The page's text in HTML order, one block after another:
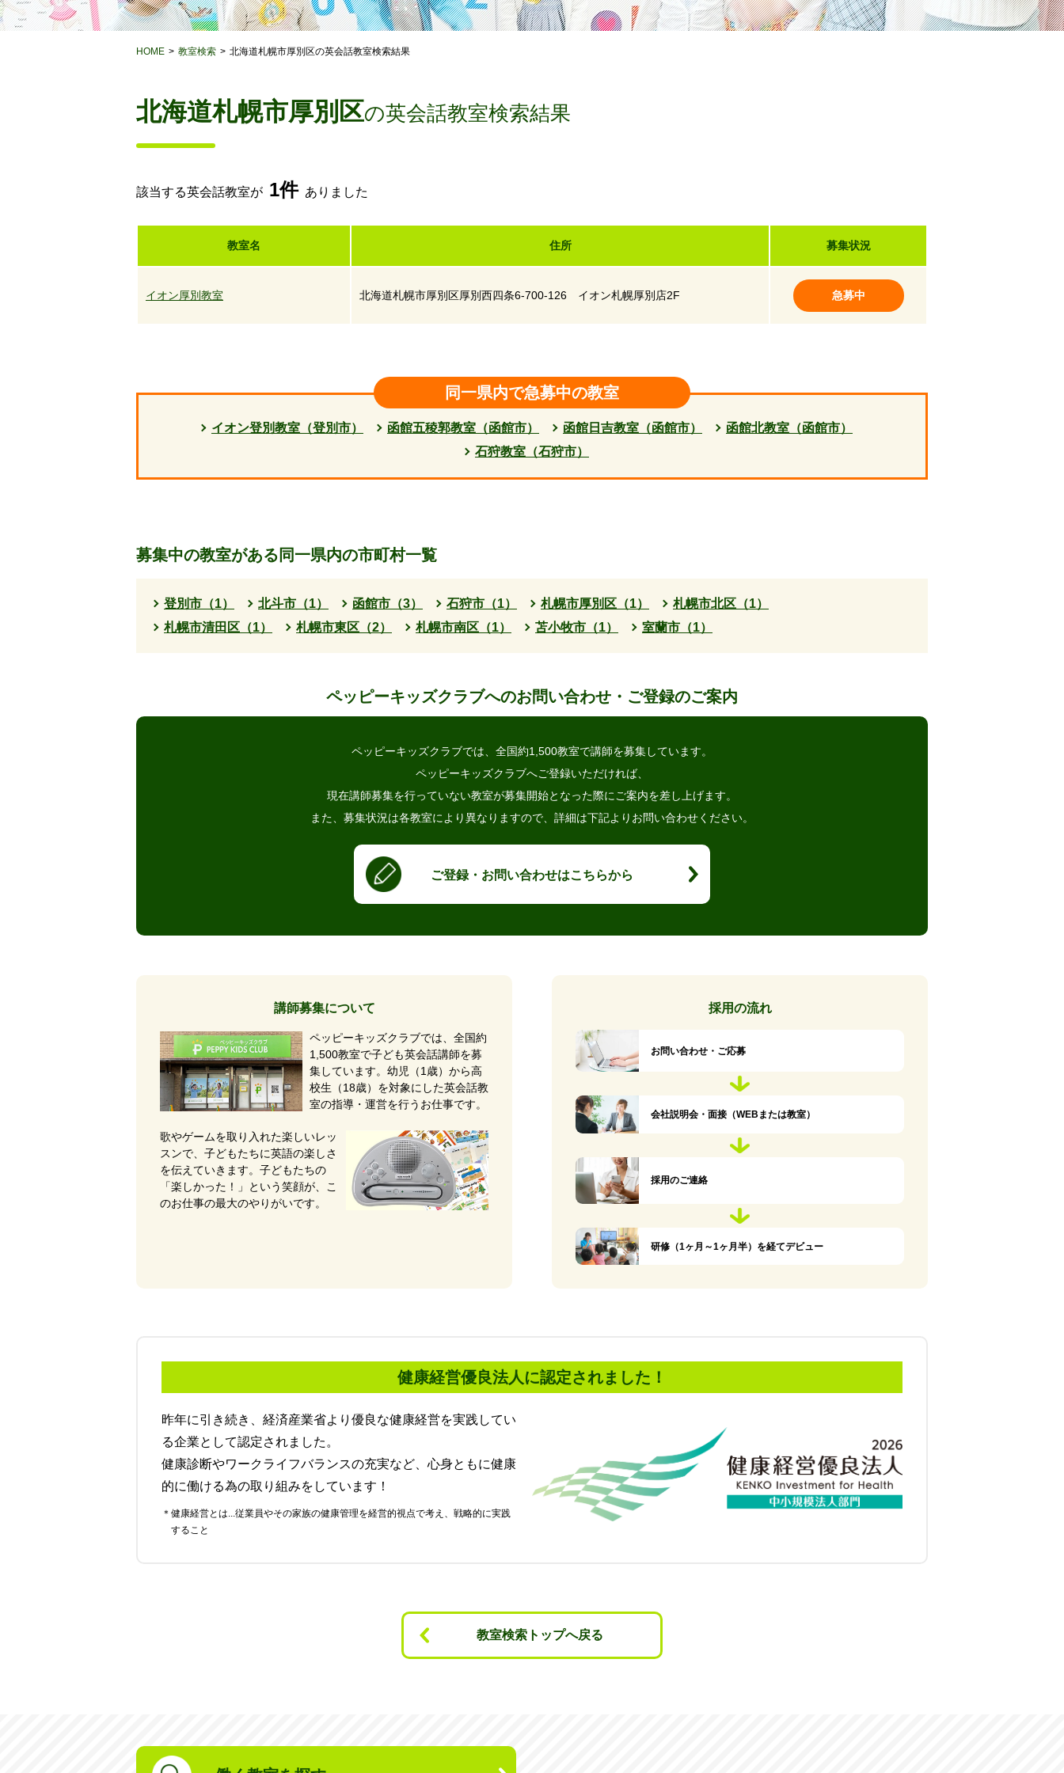
HOME 教室検索 北海道札幌市厚別区の英会話教室検索結果
北海道札幌市厚別区の英会話教室検索結果
該当する英会話教室が 1件 ありました
教室名 住所 募集状況
イオン厚別教室 北海道札幌市厚別区厚別西四条6-700-126 イオン札幌厚別店2F 急募中
同一県内で急募中の教室
イオン登別教室（登別市） 函館五稜郭教室（函館市） 函館日吉教室（函館市）
函館北教室（函館市）
石狩教室（石狩市）
募集中の教室がある同一県内の市町村一覧
登別市（1） 北斗市（1） 函館市（3） 石狩市（1） 札幌市厚別区（1）
札幌市北区（1）
札幌市清田区（1）
札幌市東区（2） 札幌市南区（1） 苫小牧市（1） 室蘭市（1）
ペッピーキッズクラブへのお問い合わせ・ご登録のご案内
ペッピーキッズクラブでは、 全国約1,500教室で講師を募集しています。
ペッピーキッズクラブへご登録いただければ、
現在講師募集を行っていない教室が募集開始となった際にご案内を差し上げます。
また、募集状況は各教室により異なりますので、 詳細は下記よりお問い合わせください。
ご登録・お問い合わせはこちらから
講師募集について
ペッピーキッズクラブでは、全国約
1,500教室で子ども英会話講師を募
集しています。幼児（1歳）から高
校生（18歳）を対象にした英会話教
室の指導・運営を行うお仕事です。
歌やゲームを取り入れた楽しいレッ
スンで、子どもたちに英語の楽しさ
を伝えていきます。子どもたちの
「楽しかった！」という笑顔が、こ
のお仕事の最大のやりがいです。
採用の流れ
お問い合わせ・ご応募
会社説明会・面接（WEBまたは教室）
採用のご連絡
研修（1ヶ月～1ヶ月半）を経てデビュー
健康経営優良法人に認定されました！
昨年に引き続き、経済産業省より優良な健康経営を実践してい
る企業として認定されました。
健康診断やワークライフバランスの充実など、心身ともに健康
的に働ける為の取り組みをしています！
＊健康経営とは...従業員やその家族の健康管理を経営的視点で考え、戦略的に実践
すること
教室検索トップへ戻る